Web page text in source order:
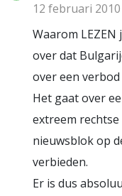
12 februari 2010
Waarom
over dat
over een
Het gaat over
extreem
nieuwsblok op
verbieden.
Er is dus